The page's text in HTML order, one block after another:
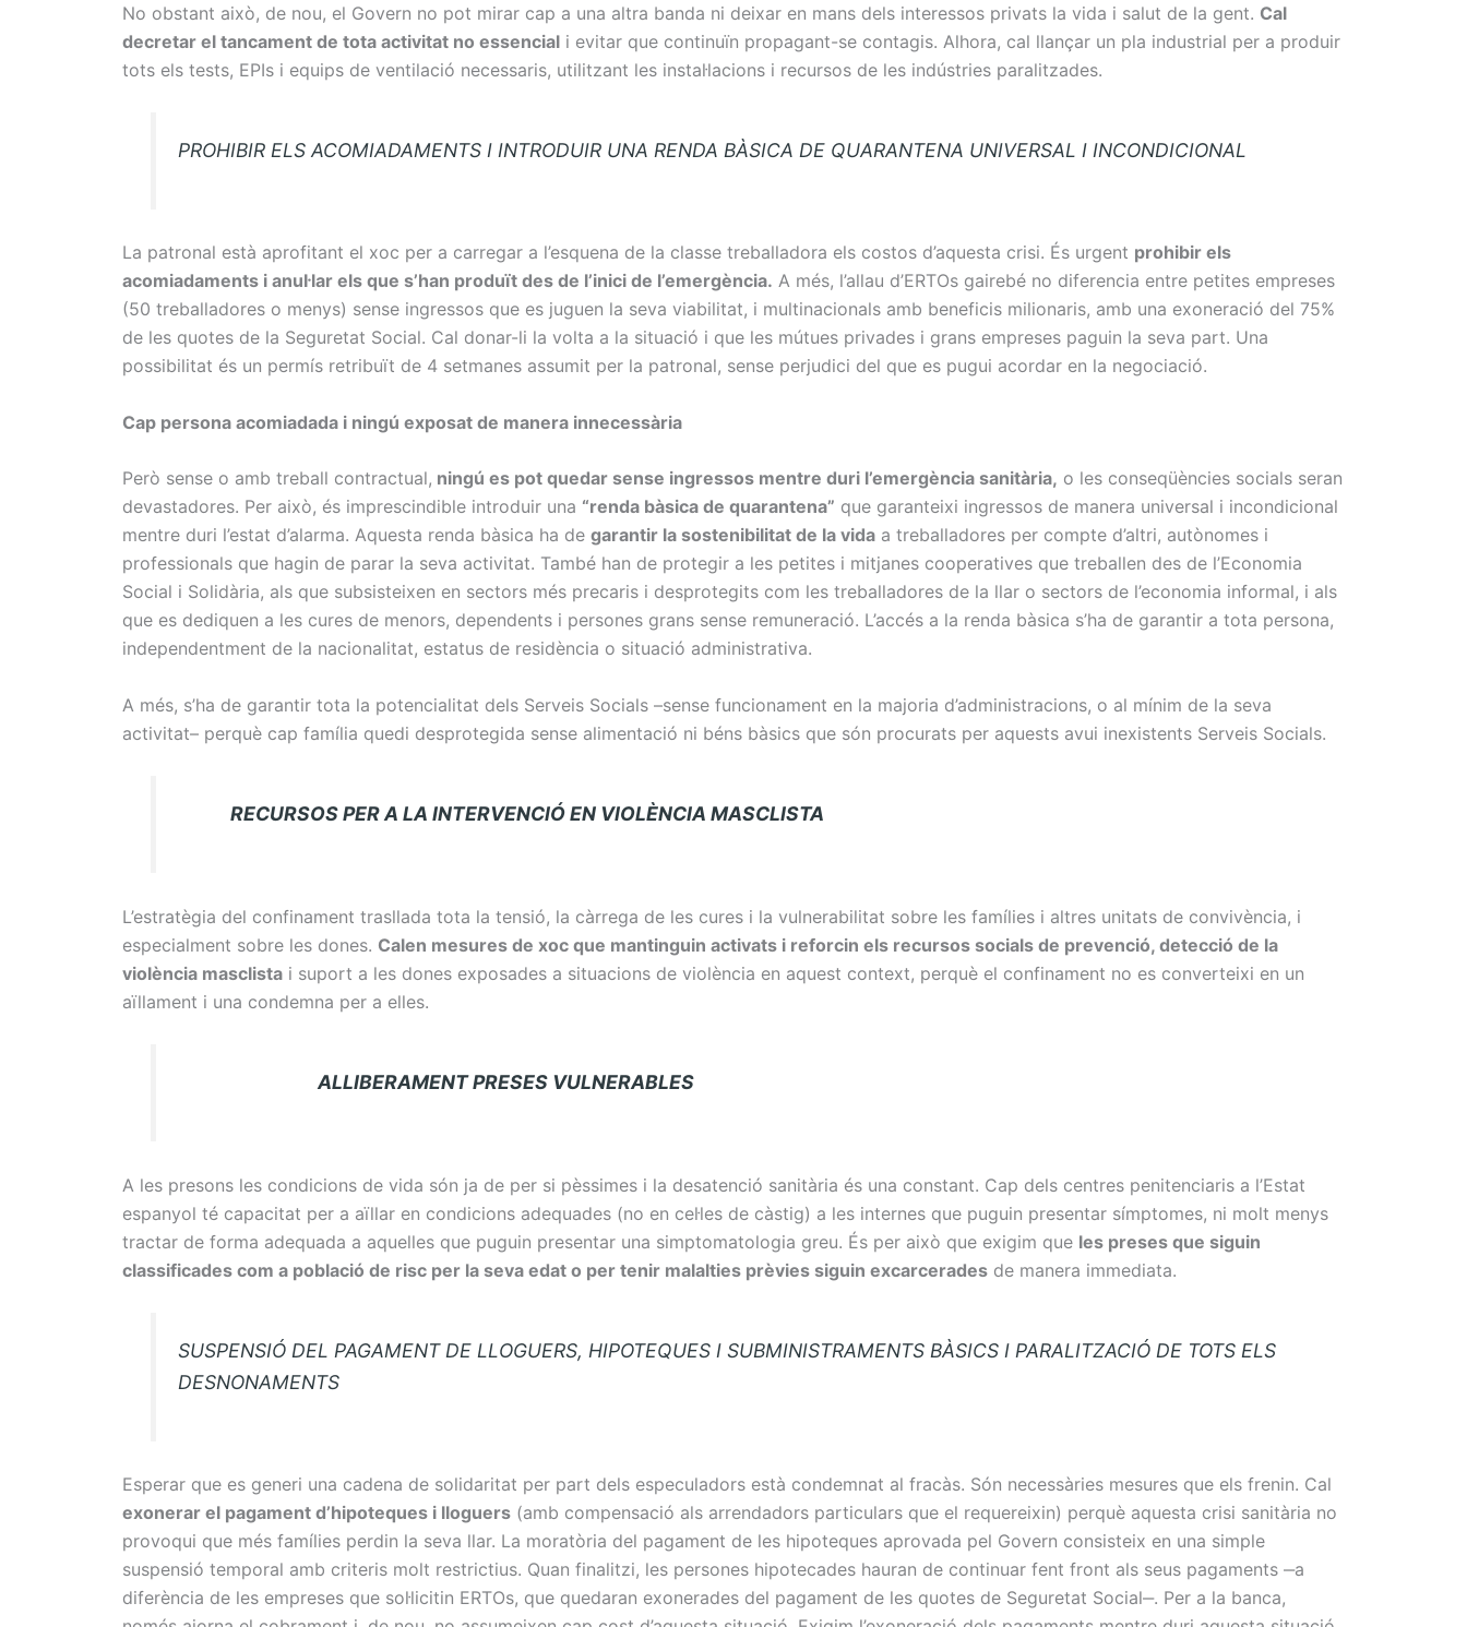
No obstant això, de nou, el Govern no pot mirar cap a una altra banda ni deixar en mans dels interessos privats la vida i salut de la gent. Cal
decretar el tancament de tota activitat no essencial i evitar que continuïn propagant-se contagis. Alhora, cal llançar un pla industrial per a produir
tots els tests, EPIs i equips de ventilació necessaris, utilitzant les instal·lacions i recursos de les indústries paralitzades.
PROHIBIR ELS ACOMIADAMENTS I INTRODUIR UNA RENDA BÀSICA DE QUARANTENA UNIVERSAL I INCONDICIONAL
La patronal està aprofitant el xoc per a carregar a l’esquena de la classe treballadora els costos d’aquesta crisi. És urgent prohibir els
acomiadaments i anul·lar els que s’han produït des de l’inici de l’emergència. A més, l’allau d’ERTOs gairebé no diferencia entre petites empreses
(50 treballadores o menys) sense ingressos que es juguen la seva viabilitat, i multinacionals amb beneficis milionaris, amb una exoneració del 75%
de les quotes de la Seguretat Social. Cal donar-li la volta a la situació i que les mútues privades i grans empreses paguin la seva part. Una
possibilitat és un permís retribuït de 4 setmanes assumit per la patronal, sense perjudici del que es pugui acordar en la negociació.
Cap persona acomiadada i ningú exposat de manera innecessària
Però sense o amb treball contractual, ningú es pot quedar sense ingressos mentre duri l’emergència sanitària, o les conseqüències socials seran
devastadores. Per això, és imprescindible introduir una “renda bàsica de quarantena” que garanteixi ingressos de manera universal i incondicional
mentre duri l’estat d’alarma. Aquesta renda bàsica ha de garantir la sostenibilitat de la vida a treballadores per compte d’altri, autònomes i
professionals que hagin de parar la seva activitat. També han de protegir a les petites i mitjanes cooperatives que treballen des de l’Economia
Social i Solidària, als que subsisteixen en sectors més precaris i desprotegits com les treballadores de la llar o sectors de l’economia informal, i als
que es dediquen a les cures de menors, dependents i persones grans sense remuneració. L’accés a la renda bàsica s’ha de garantir a tota persona,
independentment de la nacionalitat, estatus de residència o situació administrativa.
A més, s’ha de garantir tota la potencialitat dels Serveis Socials –sense funcionament en la majoria d’administracions, o al mínim de la seva
activitat– perquè cap família quedi desprotegida sense alimentació ni béns bàsics que són procurats per aquests avui inexistents Serveis Socials.
RECURSOS PER A LA INTERVENCIÓ EN VIOLÈNCIA MASCLISTA
L’estratègia del confinament trasllada tota la tensió, la càrrega de les cures i la vulnerabilitat sobre les famílies i altres unitats de convivència, i
especialment sobre les dones. Calen mesures de xoc que mantinguin activats i reforcin els recursos socials de prevenció, detecció de la
violència masclista i suport a les dones exposades a situacions de violència en aquest context, perquè el confinament no es converteixi en un
aïllament i una condemna per a elles.
ALLIBERAMENT PRESES VULNERABLES
A les presons les condicions de vida són ja de per si pèssimes i la desatenció sanitària és una constant. Cap dels centres penitenciaris a l’Estat
espanyol té capacitat per a aïllar en condicions adequades (no en cel·les de càstig) a les internes que puguin presentar símptomes, ni molt menys
tractar de forma adequada a aquelles que puguin presentar una simptomatologia greu. És per això que exigim que les preses que siguin
classificades com a població de risc per la seva edat o per tenir malalties prèvies siguin excarcerades de manera immediata.
SUSPENSIÓ DEL PAGAMENT DE LLOGUERS, HIPOTEQUES I SUBMINISTRAMENTS BÀSICS I PARALITZACIÓ DE TOTS ELS
DESNONAMENTS
Esperar que es generi una cadena de solidaritat per part dels especuladors està condemnat al fracàs. Són necessàries mesures que els frenin. Cal
exonerar el pagament d’hipoteques i lloguers (amb compensació als arrendadors particulars que el requereixin) perquè aquesta crisi sanitària no
provoqui que més famílies perdin la seva llar. La moratòria del pagament de les hipoteques aprovada pel Govern consisteix en una simple
suspensió temporal amb criteris molt restrictius. Quan finalitzi, les persones hipotecades hauran de continuar fent front als seus pagaments ‒a
diferència de les empreses que sol·licitin ERTOs, que quedaran exonerades del pagament de les quotes de Seguretat Social‒. Per a la banca,